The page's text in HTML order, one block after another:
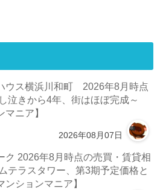
ウス横浜川和町 2026年8月時点
泣きから4年、街はほぼ完成～
マニア】
2026年08月07日
ク 2026年8月時点の売買・賃貸相
テラスタワー、第3期予定価格と
ンションマニア】